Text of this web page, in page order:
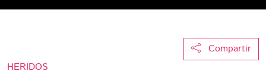
Compartir
HERIDOS